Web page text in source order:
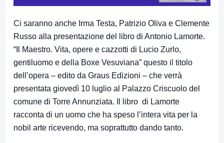
Ci saranno anche Irma Testa, Patrizio Oliva e Clemente
Russo alla presentazione del libro di Antonio Lamorte.
“Il Maestro. Vita, opere e cazzotti di Lucio Zurlo,
gentiluomo e della Boxe Vesuviana” questo il titolo
dell’opera – edito da Graus Edizioni – che verrà
presentata giovedì 10 luglio al Palazzo Criscuolo del
comune di Torre Annunziata. Il libro di Lamorte
racconta di un uomo che ha speso l’intera vita per la
nobil arte ricevendo, ma soprattutto dando tanto.